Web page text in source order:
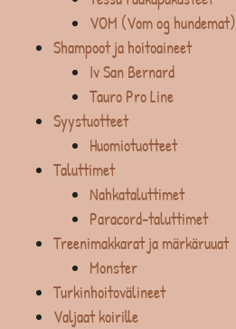
VOM (Vom og hundemat)
Shampoot ja hoitoaineet
Iv San Bernard
Tauro Pro Line
Syystuotteet
Huomiotuotteet
Taluttimet
Nahkataluttimet
Paracord-taluttimet
Treenimakkarat ja märkäruuat
Monster
Turkinhoitovälineet
Valjaat koirille